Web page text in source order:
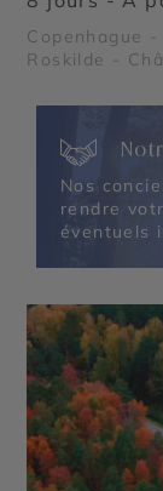
Copenhague
Roskilde -
Nos
rendre
éventuels